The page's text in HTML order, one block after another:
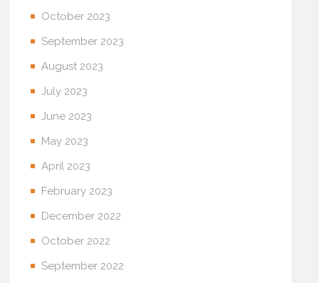
October 2023
September 2023
August 2023
July 2023
June 2023
May 2023
April 2023
February 2023
December 2022
October 2022
September 2022